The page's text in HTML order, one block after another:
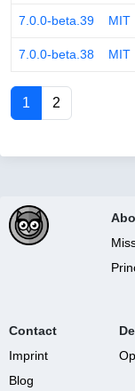
7.0.0-beta.39 MIT
7.0.0-beta.38 MIT
1 2
Contact
Imprint
Blog